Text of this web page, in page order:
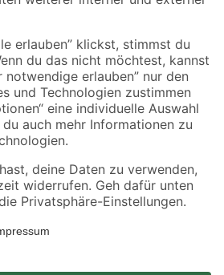
MwSt.. Die dargestellten Angebote sind unter
Die angegebenen Verfügbarkeiten beziehen
gilt nicht für Artikel mit Speditionsversand, hier